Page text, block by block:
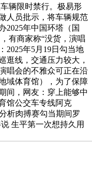
辆限时禁行。极易形
人员批示，将车辆规范
2025年中国环塔（国
有商家称“没货，演唱
2025年5月19日勾当地
逛线，交通压力较大，
唱会的不雅众可正在沿
域体育馆），为了保障
间，网友：穿上能够中
馆公交车专线阿克
析肉搏赛勾当期间罗
生平第一次想持久用